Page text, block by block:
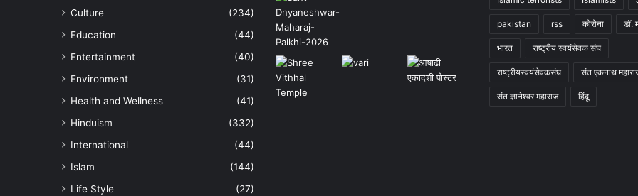
Culture
(234)
Education
(44)
Entertainment
(40)
Environment
(31)
Health and Wellness
(41)
Hinduism
(332)
International
(44)
Islam
(144)
Life Style
(27)
pakistan rss कोरोना डॉ.
भारत राष्ट्रीय स्वयंसेवक संघ
राष्ट्रीयस्वयंसेवकसंघ संत एकनाथ
संत ज्ञानेश्वर महाराज हिंदू